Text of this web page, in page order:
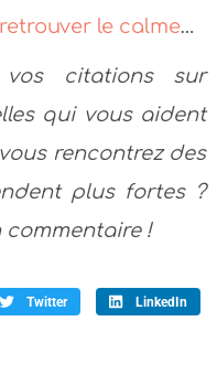
le calme…
citations sur
qui vous aident
rencontrez des
plus fortes ?
commentaire !
Twitter LinkedIn